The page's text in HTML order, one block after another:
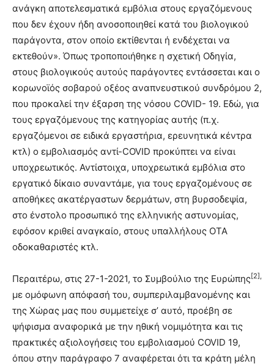
ανάγκη αποτελεσματικά εμβόλια στους εργαζόμενους
που δεν έχουν ήδη ανοσοποιηθεί κατά του βιολογικού
παράγοντα, στον οποίο εκτίθενται ή ενδέχεται να
εκτεθούν». Όπως τροποποιήθηκε η σχετική Οδηγία,
στους βιολογικούς αυτούς παράγοντες εντάσσεται και ο
κορωνοϊός σοβαρού οξέος αναπνευστικού συνδρόμου 2,
που προκαλεί την έξαρση της νόσου COVID- 19. Εδώ, για
τους εργαζόμενους της κατηγορίας αυτής (π.χ.
εργαζόμενοι σε ειδικά εργαστήρια, ερευνητικά κέντρα
κτλ) ο εμβολιασμός αντί-COVID προκύπτει να είναι
υποχρεωτικός. Αντίστοιχα, υποχρεωτικά εμβόλια στο
εργατικό δίκαιο συναντάμε, για τους εργαζομένους σε
αποθήκες ακατέργαστων δερμάτων, στη βυρσοδεψία,
στο ένστολο προσωπικό της ελληνικής αστυνομίας,
εφόσον κριθεί αναγκαίο, στους υπαλλήλους ΟΤΑ
οδοκαθαριστές κτλ.
Περαιτέρω, στις 27-1-2021, το Συμβούλιο της Ευρώπης[2] ,
με ομόφωνη απόφασή του, συμπεριλαμβανομένης και
της Χώρας μας που συμμετείχε σ’ αυτό, προέβη σε
ψήφισμα αναφορικά με την ηθική νομιμότητα και τις
πρακτικές αξιολογήσεις του εμβολιασμού COVID 19,
όπου στην παράγραφο 7 αναφέρεται ότι τα κράτη μέλη